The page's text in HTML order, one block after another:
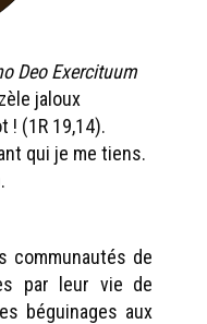
Deo Exercituum
jaloux
! (1R 19,14).
qui je me tiens.
communautés de
par leur vie de
béguinages aux